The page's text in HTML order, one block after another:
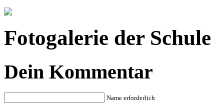
Fotogalerie der Schule
Dein Kommentar
Name erforderlich